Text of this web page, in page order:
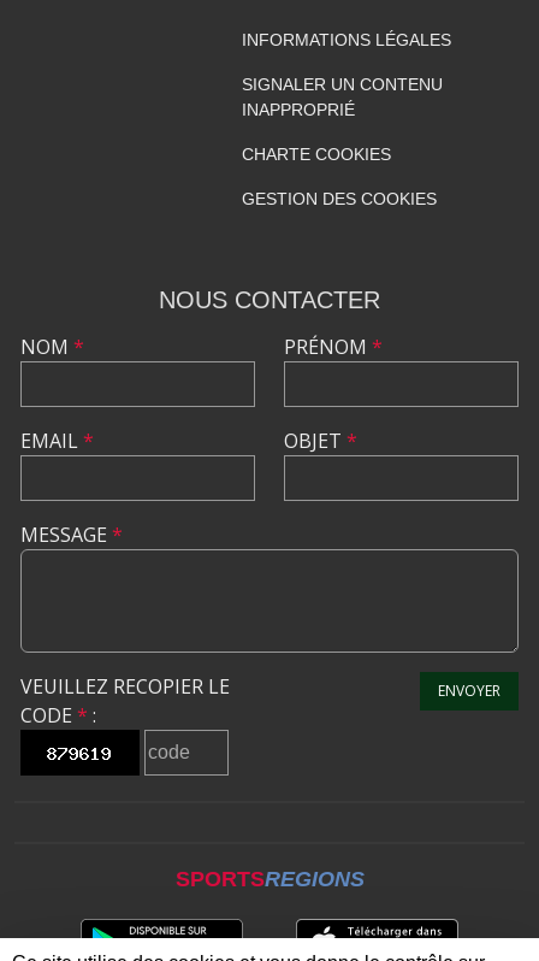
INFORMATIONS LÉGALES
SIGNALER UN CONTENU
INAPPROPRIÉ
CHARTE COOKIES
GESTION DES COOKIES
NOUS CONTACTER
NOM *
EMAIL*
PRÉNOM *
OBJET *
MESSAGE *
VEUILLEZ RECOPIER LE
CODE * :
ENVOYER
SPORTSREGIONS